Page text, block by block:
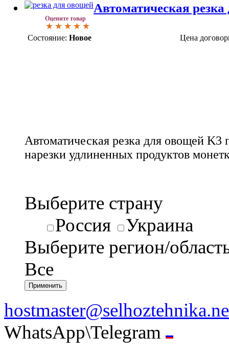
Оцените товар
Автоматическая
Состояние: Новое Цена
Автоматическая резка для овощей K3
нарезки удлиненных продуктов
Выберите страну
Россия
Украина
Выберите регион/
Все
WhatsApp\Telegram